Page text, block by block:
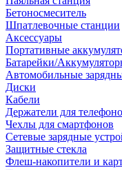
Бетоносмеситель
Шпатлевочные станции
Аксессуары
Портативные
Батарейки/
Автомобильные
Диски
Кабели
Держатели для
Чехлы для смартфонов
Сетевые зарядные
Защитные стекла
Флеш-накопители и